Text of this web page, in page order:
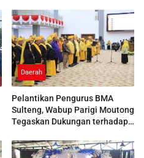
Daerah
Pelantikan Pengurus BMA
Sulteng, Wabup Parigi Moutong
Tegaskan Dukungan terhadap